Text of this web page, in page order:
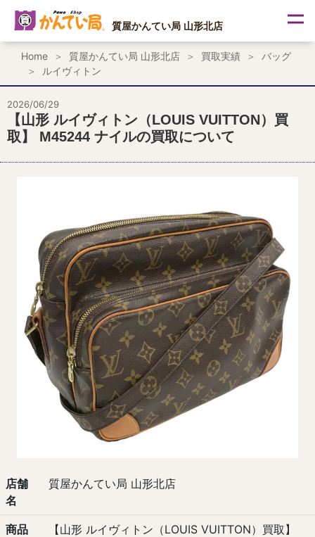
ス
プ
質屋かんてい局 山形北店
Home 質屋かんてい局 山形北店 買取実績
バッグ
ルイヴィトン
2026/06/29
【山形 ルイヴィトン（LOUIS VUITTON）買
取】 M45244 ナイルの買取について
店舗
名
質屋かんてい局 山形北店
商品
【山形 ルイヴィトン（LOUIS VUITTON）買取】